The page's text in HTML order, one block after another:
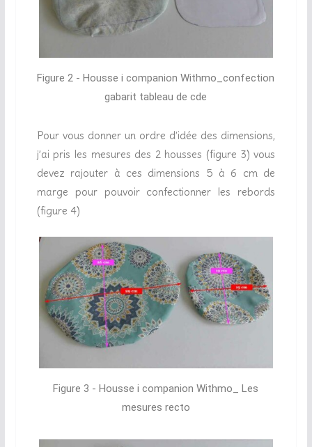
Figure 2 - Housse i companion Withmo_confection
gabarit tableau de cde
Pour vous donner un ordre d’idée des dimensions,
j’ai pris les mesures des 2 housses (figure 3) vous
devez rajouter à ces dimensions 5 à 6 cm de
marge pour pouvoir confectionner les rebords
(figure 4)
Figure 3 - Housse i companion Withmo_ Les
mesures recto